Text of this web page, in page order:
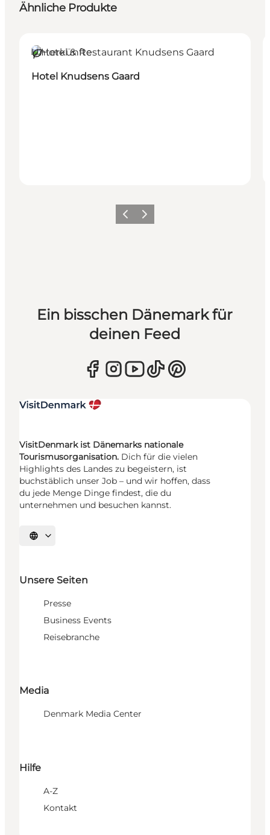
Ähnliche Produkte
Nachhaltig
Unterkünfte
Hotel Knudsens Gaard
ZurückWeiter
Ein bisschen Dänemark für
deinen Feed
VisitDenmark ist Dänemarks nationale
Tourismusorganisation. Dich für die vielen
Highlights des Landes zu begeistern, ist
buchstäblich unser Job – und wir hoffen, dass
du jede Menge Dinge findest, die du
unternehmen und besuchen kannst.
Sprache auswählen
Unsere Seiten
Presse
Business Events
Reisebranche
Media
Denmark Media Center
Hilfe
A-Z
Kontakt